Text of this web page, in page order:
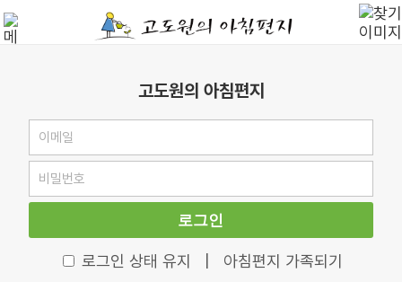
고도원의 아침편지
로그인
로그인 상태 유지 아침편지 가족되기